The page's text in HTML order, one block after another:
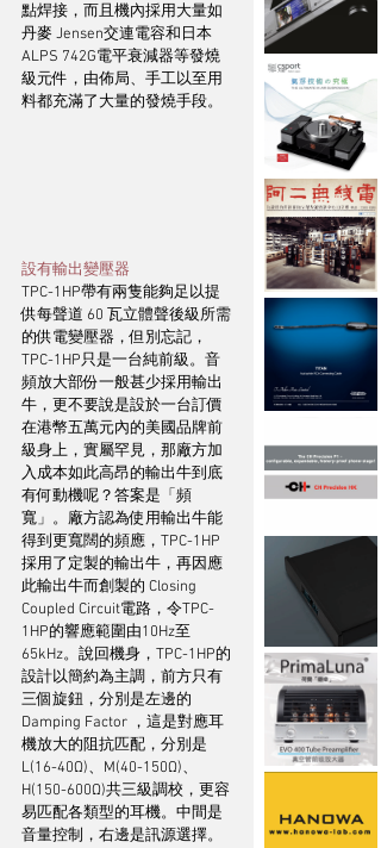
點焊接，而且機內採用大量如
丹麥 Jensen交連電容和日本
ALPS 742G電平衰減器等發燒
級元件，由佈局、手工以至用
料都充滿了大量的發燒手段。
設有輸出變壓器
TPC-1HP帶有兩隻能夠足以提
供每聲道 60 瓦立體聲後級所需
的供電變壓器，但別忘記，
TPC-1HP只是一台純前級。音
頻放大部份一般甚少採用輸出
牛，更不要說是設於一台訂價
在港幣五萬元內的美國品牌前
級身上，實屬罕見，那廠方加
入成本如此高昂的輸出牛到底
有何動機呢？答案是「頻
寬」。廠方認為使用輸出牛能
得到更寬闊的頻應，TPC-1HP
採用了定製的輸出牛，再因應
此輸出牛而創製的 Closing
Coupled Circuit電路，令TPC-
1HP的響應範圍由10Hz至
65kHz。說回機身，TPC-1HP的
設計以簡約為主調，前方只有
三個旋鈕，分別是左邊的
Damping Factor ，這是對應耳
機放大的阻抗匹配，分別是
L(16-40Ω)、M(40-150Ω)、
H(150-600Ω)共三級調校，更容
易匹配各類型的耳機。中間是
音量控制，右邊是訊源選擇。